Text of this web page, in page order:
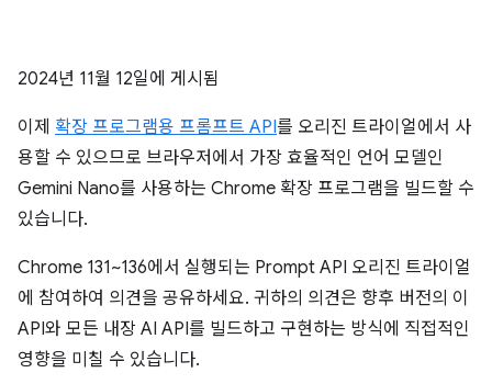
2024년 11월 12일에 게시됨
이제 확장 프로그램용 프롬프트 API를 오리진 트라이얼에서 사
용할 수 있으므로 브라우저에서 가장 효율적인 언어 모델인
Gemini Nano를 사용하는 Chrome 확장 프로그램을 빌드할 수
있습니다.
Chrome 131~136에서 실행되는 Prompt API 오리진 트라이얼
에 참여하여 의견을 공유하세요. 귀하의 의견은 향후 버전의 이
API와 모든 내장 AI API를 빌드하고 구현하는 방식에 직접적인
영향을 미칠 수 있습니다.